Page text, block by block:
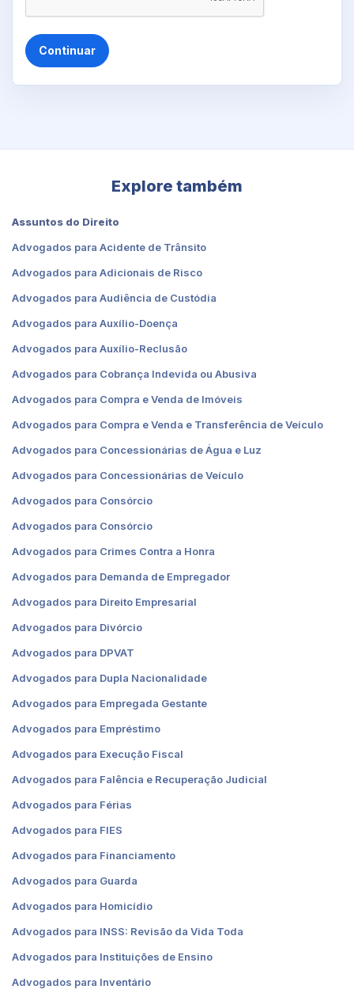
Continuar
Explore também
Assuntos do Direito
Advogados para Acidente de Trânsito
Advogados para Adicionais de Risco
Advogados para Audiência de Custódia
Advogados para Auxílio-Doença
Advogados para Auxílio-Reclusão
Advogados para Cobrança Indevida ou Abusiva
Advogados para Compra e Venda de Imóveis
Advogados para Compra e Venda e Transferência de Veículo
Advogados para Concessionárias de Água e Luz
Advogados para Concessionárias de Veículo
Advogados para Consórcio
Advogados para Consórcio
Advogados para Crimes Contra a Honra
Advogados para Demanda de Empregador
Advogados para Direito Empresarial
Advogados para Divórcio
Advogados para DPVAT
Advogados para Dupla Nacionalidade
Advogados para Empregada Gestante
Advogados para Empréstimo
Advogados para Execução Fiscal
Advogados para Falência e Recuperação Judicial
Advogados para Férias
Advogados para FIES
Advogados para Financiamento
Advogados para Guarda
Advogados para Homicídio
Advogados para INSS: Revisão da Vida Toda
Advogados para Instituições de Ensino
Advogados para Inventário